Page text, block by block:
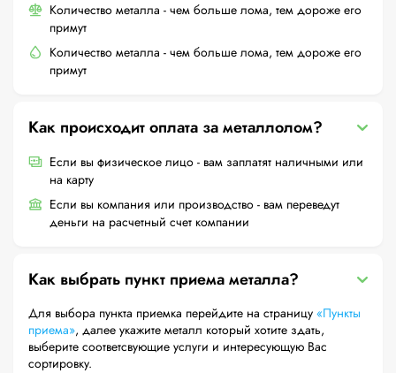
Количество металла - чем больше лома, тем дороже его
примут
Количество металла - чем больше лома, тем дороже его
примут
Как происходит оплата за металлолом?
Если вы физическое лицо - вам заплатят наличными или
на карту
Если вы компания или производство - вам переведут
деньги на расчетный счет компании
Как выбрать пункт приема металла?
Для выбора пункта приемка перейдите на страницу «Пункты
приема», далее укажите металл который хотите здать,
выберите соответсвующие услуги и интересующую Вас
сортировку.